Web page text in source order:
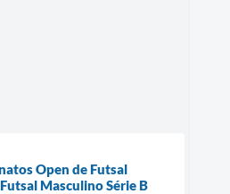
Open de Futsal
Masculino Série B